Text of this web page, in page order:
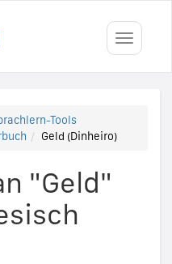
Toggle
Tools
Geld (Dinheiro)
"Geld"